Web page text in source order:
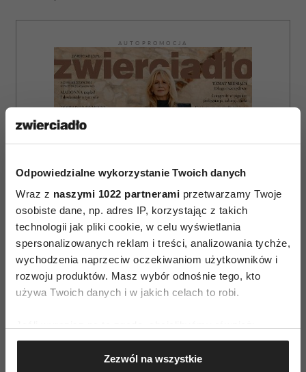
Odpowiedzialne wykorzystanie Twoich danych
Wraz z naszymi 1022 partnerami przetwarzamy Twoje
osobiste dane, np. adres IP, korzystając z takich
technologii jak pliki cookie, w celu wyświetlania
spersonalizowanych reklam i treści, analizowania tychże,
wychodzenia naprzeciw oczekiwaniom użytkowników i
rozwoju produktów. Masz wybór odnośnie tego, kto
używa Twoich danych i w jakich celach to robi.
Gromadzić dane dotyczące Twojej lokalizacji
geograficznej z dokładnością nawet do kilku metrów
Zezwól na wszystkie
AUTOPROMOCJA
WYDANIE DRUKOWANE